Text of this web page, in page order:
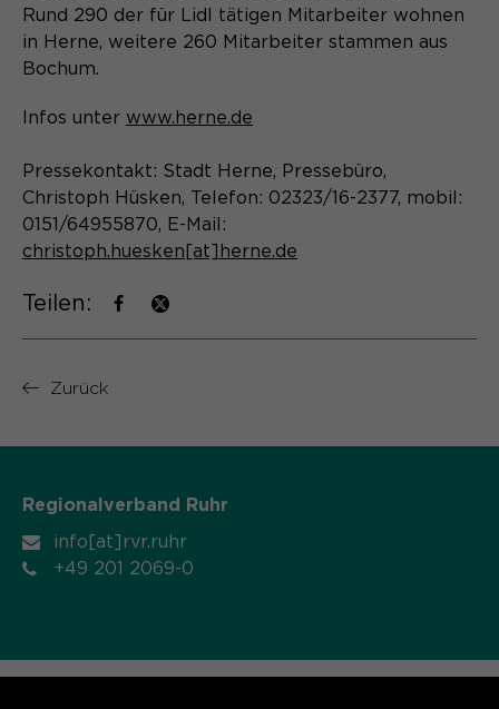
Laufzeit Ende der Sitzung
angemeldet ist und die Rechte besitzt
Name
MATOMO_SESSID
Anbieter
Laufzeit Sitzung
Temporäre Session-ID, ohne
personenbezogene Daten.
Rund 290 der für Lidl tätigen Mitarbeiter wohnen
in Herne, weitere 260 Mitarbeiter stammen aus
Bochum.
Infos unter www.herne.de
Pressekontakt: Stadt Herne, Pressebüro,
Christoph Hüsken, Telefon: 02323/16-2377, mobil:
0151/64955870, E-Mail:
christoph.huesken[at]herne.de
Teilen:
Zurück
Regionalverband Ruhr
info[at]rvr.ruhr
+49 201 2069-0